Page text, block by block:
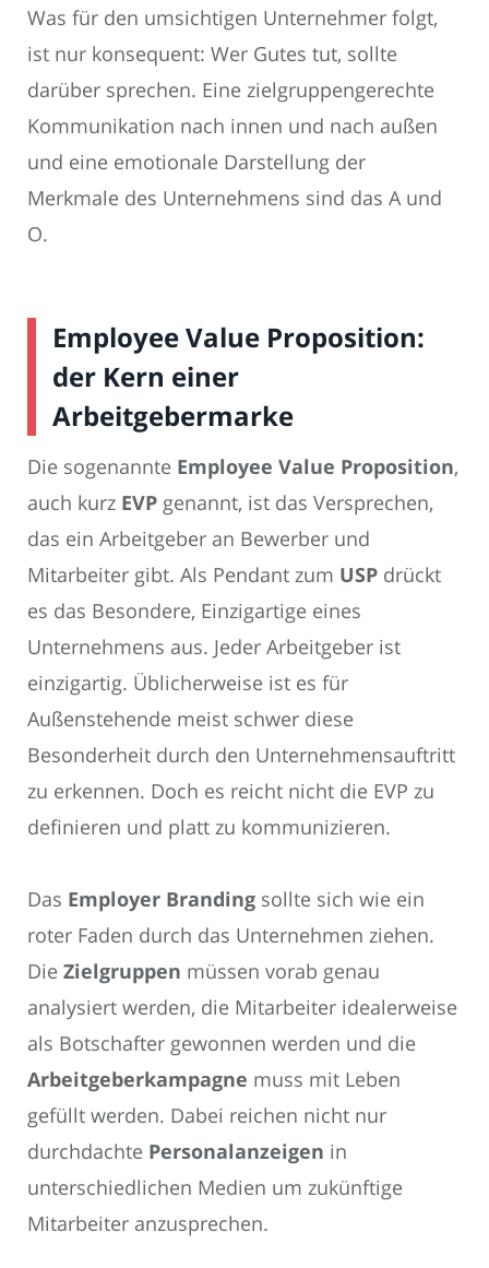
Was für den umsichtigen Unternehmer folgt,
ist nur konsequent: Wer Gutes tut, sollte
darüber sprechen. Eine zielgruppengerechte
Kommunikation nach innen und nach außen
und eine emotionale Darstellung der
Merkmale des Unternehmens sind das A und
O.
Employee Value Proposition:
der Kern einer
Arbeitgebermarke
Die sogenannte Employee Value Proposition,
auch kurz EVP genannt, ist das Versprechen,
das ein Arbeitgeber an Bewerber und
Mitarbeiter gibt. Als Pendant zum USP drückt
es das Besondere, Einzigartige eines
Unternehmens aus. Jeder Arbeitgeber ist
einzigartig. Üblicherweise ist es für
Außenstehende meist schwer diese
Besonderheit durch den Unternehmensauftritt
zu erkennen. Doch es reicht nicht die EVP zu
definieren und platt zu kommunizieren.
Das Employer Branding sollte sich wie ein
roter Faden durch das Unternehmen ziehen.
Die Zielgruppen müssen vorab genau
analysiert werden, die Mitarbeiter idealerweise
als Botschafter gewonnen werden und die
Arbeitgeberkampagne muss mit Leben
gefüllt werden. Dabei reichen nicht nur
durchdachte Personalanzeigen in
unterschiedlichen Medien um zukünftige
Mitarbeiter anzusprechen.